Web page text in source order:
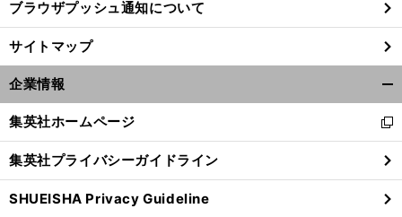
ブラウザプッシュ通知について
サイトマップ
企業情報
閉
る
集英社ホームページ
新
し
い
ウ
ィ
集英社プライバシーガイドライン
SHUEISHA Privacy Guideline